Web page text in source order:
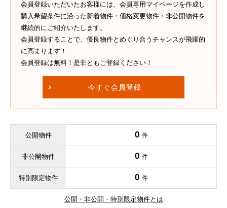
会員登録いただいたお客様には、会員専用マイページを作成し
購入希望条件に沿った新着物件・価格変更物件・非公開物件を
継続的にご紹介いたします。
会員登録することで、優良物件とめぐり合うチャンスが飛躍的
に高まります！
会員登録は無料！是非ともご登録ください！
今すぐ会員登録
公開物件 0 件
非公開物件 0 件
特別限定物件 0 件
公開・非公開・特別限定物件とは